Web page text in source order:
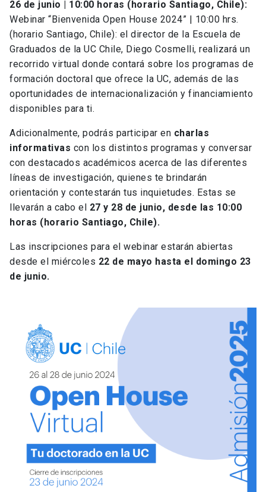
26 de junio | 10:00 horas (horario Santiago, Chile):
Webinar “Bienvenida Open House 2024” | 10:00 hrs.
(horario Santiago, Chile): el director de la Escuela de
Graduados de la UC Chile, Diego Cosmelli, realizará un
recorrido virtual donde contará sobre los programas de
formación doctoral que ofrece la UC, además de las
oportunidades de internacionalización y financiamiento
disponibles para ti.
Adicionalmente, podrás participar en charlas
informativas con los distintos programas y conversar
con destacados académicos acerca de las diferentes
líneas de investigación, quienes te brindarán
orientación y contestarán tus inquietudes. Estas se
llevarán a cabo el 27 y 28 de junio, desde las 10:00
horas (horario Santiago, Chile).
Las inscripciones para el webinar estarán abiertas
desde el miércoles 22 de mayo hasta el domingo 23
de junio.